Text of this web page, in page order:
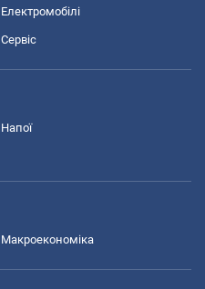
Електромобілі
Сервіс
Напої
Макроекономіка